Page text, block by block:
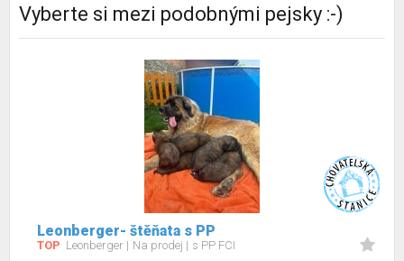
Vyberte si mezi podobnými pejsky :-)
Leonberger- štěňata s PP
TOP Leonberger Na prodej s PP FCI